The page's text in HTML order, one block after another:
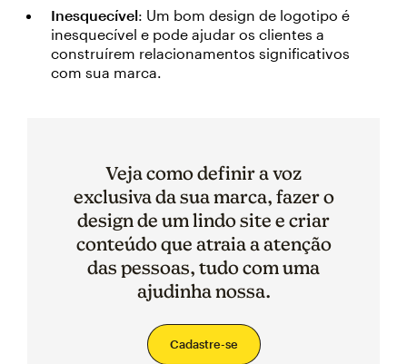
Inesquecível: Um bom design de logotipo é
inesquecível e pode ajudar os clientes a
construírem relacionamentos significativos
com sua marca.
Veja como definir a voz
exclusiva da sua marca, fazer o
design de um lindo site e criar
conteúdo que atraia a atenção
das pessoas, tudo com uma
ajudinha nossa.
Cadastre-se